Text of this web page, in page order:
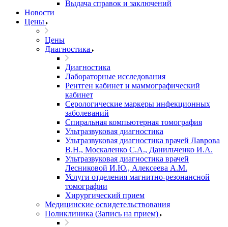
Выдача справок и заключений
Новости
Цены
Цены
Диагностика
Диагностика
Лабораторные исследования
Рентген кабинет и маммографический
кабинет
Серологические маркеры инфекционных
заболеваний
Спиральная компьютерная томография
Ультразвуковая диагностика
Ультразвуковая диагностика врачей Лаврова
В.Н., Москаленко С.А., Данильченко И.А.
Ультразвуковая диагностика врачей
Лесниковой И.Ю., Алексеева А.М.
Услуги отделения магнитно-резонансной
томографии
Хирургический прием
Медицинские освидетельствования
Поликлиника (Запись на прием)